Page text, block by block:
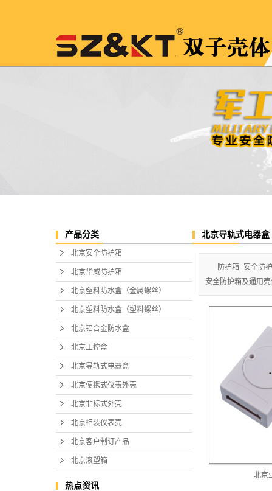
产品分类
北京安全防护箱
北京华威防护箱
北京塑料防水盒（金属螺丝）
北京塑料防水盒（塑料螺丝）
北京铝合金防水盒
北京工控盒
北京导轨式电器盒
北京便携式仪表外壳
北京非标式外壳
北京柜装仪表壳
北京客户制订产品
北京滚塑箱
热点资讯
北京导轨式电器盒
防护箱_安全防
安全防护箱及通用
北京